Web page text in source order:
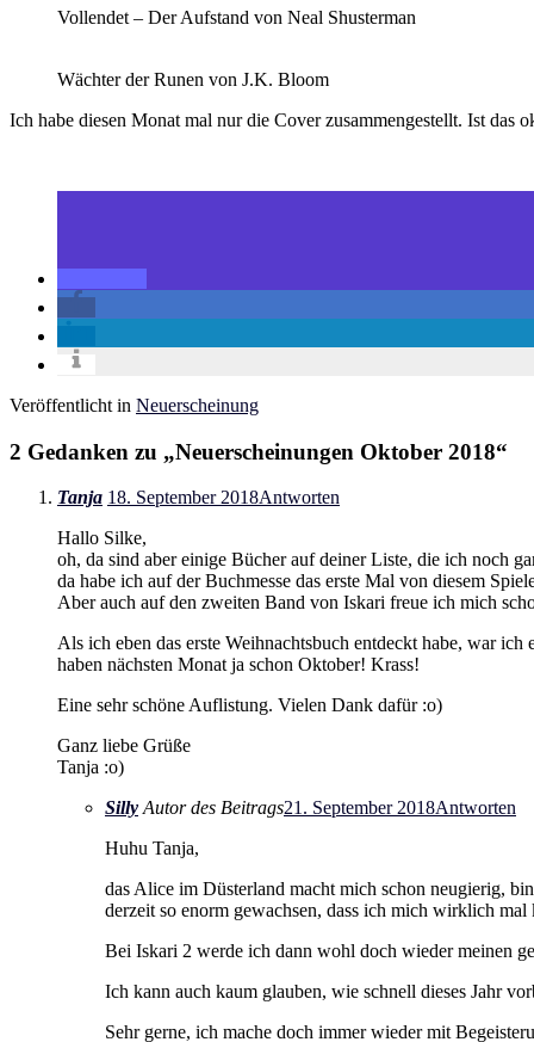
Vollendet – Der Aufstand von Neal Shusterman
Wächter der Runen von J.K. Bloom
Ich habe diesen Monat mal nur die Cover zusammengestellt. Ist
Veröffentlicht in Neuerscheinung
2 Gedanken zu „Neuerscheinungen Oktober 2018“
Tanja 18. September 2018Antworten
Hallo Silke,
oh, da sind aber einige Bücher auf deiner Liste, die ich noch
da habe ich auf der Buchmesse das erste Mal von diesem
Aber auch auf den zweiten Band von Iskari freue ich mich
Als ich eben das erste Weihnachtsbuch entdeckt habe, war
haben nächsten Monat ja schon Oktober! Krass!
Eine sehr schöne Auflistung. Vielen Dank dafür :o)
Ganz liebe Grüße
Tanja :o)
Silly Autor des Beitrags21. September 2018Antworten
Huhu Tanja,
das Alice im Düsterland macht mich schon neugierig,
derzeit so enorm gewachsen, dass ich mich wirklich
Bei Iskari 2 werde ich dann wohl doch wieder meinen
Ich kann auch kaum glauben, wie schnell dieses Jahr
Sehr gerne, ich mache doch immer wieder mit